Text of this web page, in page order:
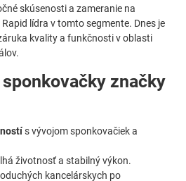
skúsenosti a zameranie na
lídra v tomto segmente. Dnes je
kvality a funkčnosti v oblasti
značky
s vývojom sponkovačiek a
životnosť a stabilný výkon.
kancelárskych po